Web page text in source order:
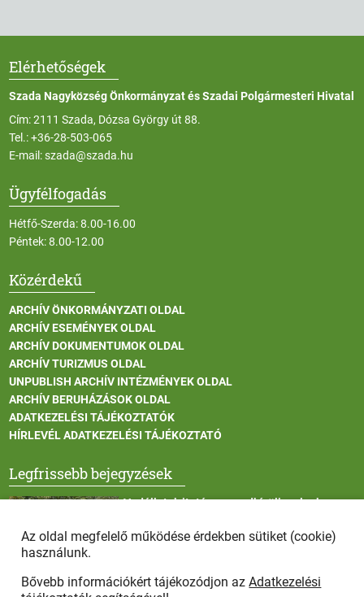
Elérhetőségek
Szada Nagyközség Önkormányzat és Szadai Polgármesteri Hivatal
Cím: 2111 Szada, Dózsa György út 88.
Tel.:+36-28-503-065
E-mail:szada@szada.hu
Ügyfélfogadás
Hétfő-Szerda: 8.00-16.00
Péntek: 8.00-12.00
Közérdekű
ARCHÍV ÖNKORMÁNYZATI OLDAL
ARCHÍV ESEMÉNYEK OLDAL
ARCHÍV DOKUMENTUMOK OLDAL
ARCHÍV TURIZMUS OLDAL
UNPUBLISH ARCHÍV INTÉZMÉNYEK OLDAL
ARCHÍV BERUHÁZÁSOK OLDAL
ADATKEZELÉSI TÁJÉKOZTATÓK
HÍRLEVÉL ADATKEZELÉSI TÁJÉKOZTATÓ
Legfrissebb bejegyzések
Vadállatok itatása a rendkívüli melegben
Afrikai sertéspestis - kérések a lakosság felé
Az oldal megfelelő működése érdekben sütiket (cookie)
használunk.
Bővebb információkért tájékozódjon azAdatkezelési